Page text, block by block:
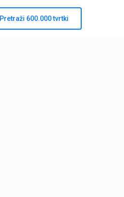
Pretraži 600.000 tvrtki